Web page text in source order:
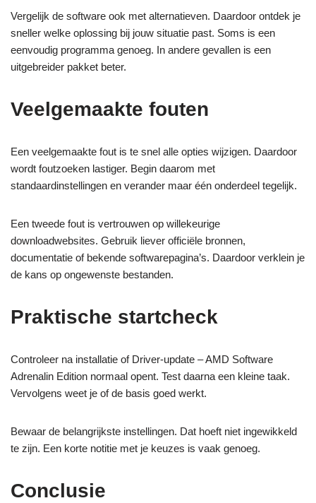
Vergelijk de software ook met alternatieven. Daardoor ontdek je
sneller welke oplossing bij jouw situatie past. Soms is een
eenvoudig programma genoeg. In andere gevallen is een
uitgebreider pakket beter.
Veelgemaakte fouten
Een veelgemaakte fout is te snel alle opties wijzigen. Daardoor
wordt foutzoeken lastiger. Begin daarom met
standaardinstellingen en verander maar één onderdeel tegelijk.
Een tweede fout is vertrouwen op willekeurige
downloadwebsites. Gebruik liever officiële bronnen,
documentatie of bekende softwarepagina’s. Daardoor verklein je
de kans op ongewenste bestanden.
Praktische startcheck
Controleer na installatie of Driver-update – AMD Software
Adrenalin Edition normaal opent. Test daarna een kleine taak.
Vervolgens weet je of de basis goed werkt.
Bewaar de belangrijkste instellingen. Dat hoeft niet ingewikkeld
te zijn. Een korte notitie met je keuzes is vaak genoeg.
Conclusie